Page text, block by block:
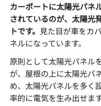
カーポートに太陽光パネ
されているのが、太陽光
トです。 見た目が車をカ
ネルになっています。
原則として太陽光パネル
が、屋根の上に太陽光パ
め、太陽光パネルを多く
率的に電気を生み出せます